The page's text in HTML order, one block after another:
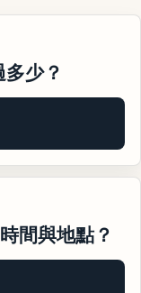
少？
間與地點？